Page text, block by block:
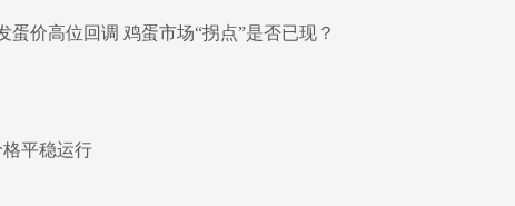
价高位回调 鸡蛋市场“拐点”是否已现？
平稳运行